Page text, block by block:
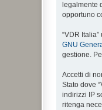
legalmente
opportuno
“VDR
GNU
gestione.
Accetti di
Stato dove
indirizzi IP
ritenga